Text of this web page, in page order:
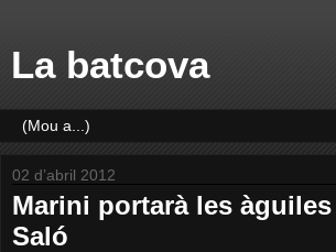
La batcova
02 d’abril 2012
Marini portarà les àguiles
Saló